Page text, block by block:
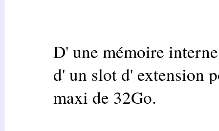
D' une mémoire
d' un slot d' extension
maxi de 32Go.